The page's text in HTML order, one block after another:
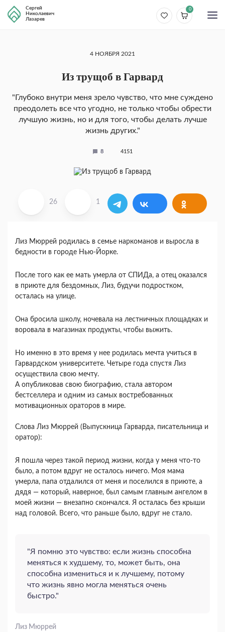
Сергей
Николаевич
Лазарев
0
4 НОЯБРЯ 2021
Из трущоб в Гарвард
"Глубоко внутри меня зрело чувство, что мне суждено
преодолеть все что угодно, не только чтобы обрести
лучшую жизнь, но и для того, чтобы делать лучше
жизнь других."
8 4151
26 1
Лиз Мюррей родилась в семье наркоманов и выросла в
бедности в городе Нью-Йорке.
После того как ее мать умерла от СПИДа, а отец оказался
в приюте для бездомных, Лиз, будучи подростком,
осталась на улице.
Она бросила школу, ночевала на лестничных площадках и
воровала в магазинах продукты, чтобы выжить.
Но именно в это время у нее родилась мечта учиться в
Гарвардском университете. Четыре года спустя Лиз
осуществила свою мечту.
А опубликовав свою биографию, стала автором
бестселлера и одним из самых востребованных
мотивационных ораторов в мире.
Слова Лиз Мюррей (Выпускница Гарварда, писательница и
оратор):
Я пошла через такой период жизни, когда у меня что-то
было, а потом вдруг не осталось ничего. Моя мама
умерла, папа отдалился от меня и поселился в приюте, а
дядя — который, наверное, был самым главным ангелом в
моей жизни — внезапно скончался. Я осталась без крыши
над головой. Всего, что раньше было, вдруг не стало.
"Я помню это чувство: если жизнь способна
меняться к худшему, то, может быть, она
способна измениться и к лучшему, потому
что жизнь явно могла меняться очень
быстро."
Лиз Мюррей